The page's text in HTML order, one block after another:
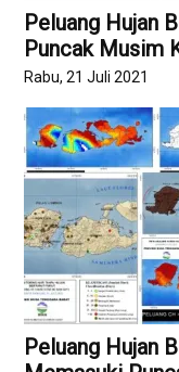
Peluang Hujan
Puncak Musim
Rabu, 21 Juli 2021
Peluang Hujan